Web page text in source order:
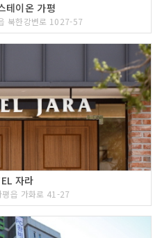
테이온 가평
북한강변로 1027-57
자라
평읍 가화로 41-27